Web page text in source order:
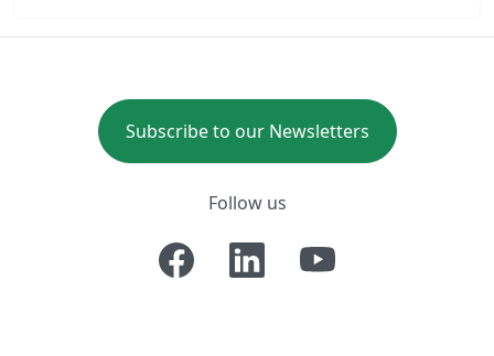
Subscribe to our Newsletters
Follow us